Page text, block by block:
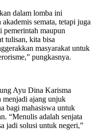
dalam lomba ini
semata, tetapi juga
pemerintah maupun
tulisan, kita bisa
masyarakat untuk
pungkasnya.
Ayu Dina Karisma
menjadi ajang unjuk
bagi mahasiswa untuk
“Menulis adalah senjata
jadi solusi untuk negeri,”